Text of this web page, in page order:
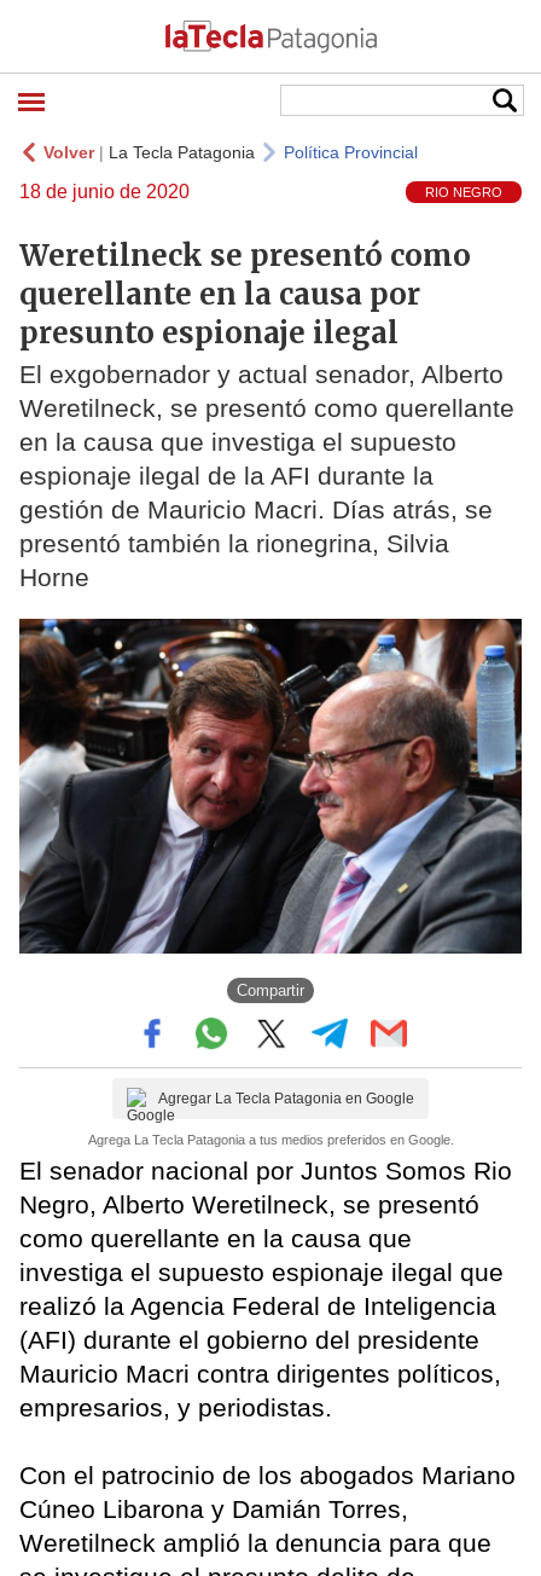
Volver| La Tecla Patagonia Política Provincial
18 de junio de 2020 RIO NEGRO
Weretilneck se presentó como
querellante en la causa por
presunto espionaje ilegal
El exgobernador y actual senador, Alberto
Weretilneck, se presentó como querellante
en la causa que investiga el supuesto
espionaje ilegal de la AFI durante la
gestión de Mauricio Macri. Días atrás, se
presentó también la rionegrina, Silvia
Horne
Compartir
Agregar La Tecla Patagonia en Google
Agrega La Tecla Patagonia a tus medios preferidos en Google.
El senador nacional por Juntos Somos Rio
Negro, Alberto Weretilneck, se presentó
como querellante en la causa que
investiga el supuesto espionaje ilegal que
realizó la Agencia Federal de Inteligencia
(AFI) durante el gobierno del presidente
Mauricio Macri contra dirigentes políticos,
empresarios, y periodistas.
Con el patrocinio de los abogados Mariano
Cúneo Libarona y Damián Torres,
Weretilneck amplió la denuncia para que